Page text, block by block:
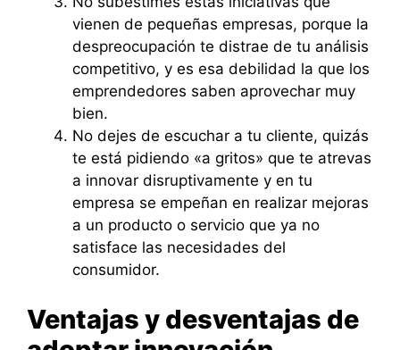
vienen de pequeñas empresas, porque la
despreocupación te distrae de tu análisis
competitivo, y es esa debilidad la que los
emprendedores saben aprovechar muy
bien.
No dejes de escuchar a tu cliente, quizás
te está pidiendo «a gritos» que te atrevas
a innovar disruptivamente y en tu
empresa se empeñan en realizar mejoras
a un producto o servicio que ya no
satisface las necesidades del
consumidor.
Ventajas y desventajas de